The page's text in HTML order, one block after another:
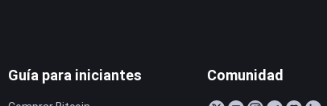
Guía para iniciantes Comunidad